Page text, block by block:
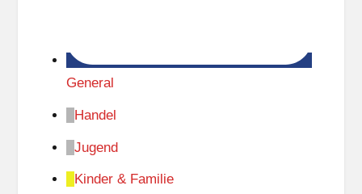
General
Handel
Jugend
Kinder & Familie